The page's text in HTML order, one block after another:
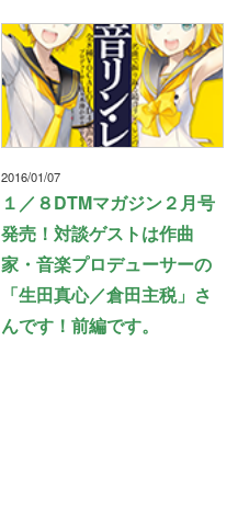
2016/01/07
１／８DTMマガジン２月号
発売！対談ゲストは作曲
家・音楽プロデューサーの
「生田真心／倉田主税」さ
んです！前編です。